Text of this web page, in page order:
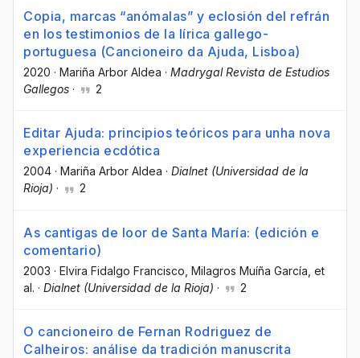
Copia, marcas “anómalas” y eclosión del refrán
en los testimonios de la lírica gallego-
portuguesa (Cancioneiro da Ajuda, Lisboa)
2020 · Mariña Arbor Aldea · Madrygal Revista de Estudios
Gallegos · 2
Editar Ajuda: principios teóricos para unha nova
experiencia ecdótica
2004 · Mariña Arbor Aldea · Dialnet (Universidad de la
Rioja) · 2
As cantigas de loor de Santa María: (edición e
comentario)
2003 · Elvira Fidalgo Francisco , Milagros Muíña García , et
al. · Dialnet (Universidad de la Rioja) · 2
O cancioneiro de Fernan Rodriguez de
Calheiros: análise da tradición manuscrita